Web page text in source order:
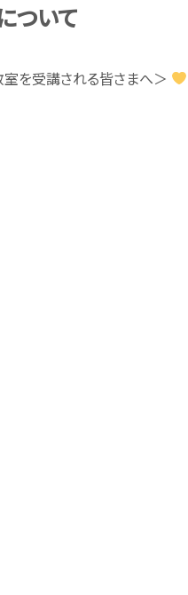
ついて
受講される皆さまへ＞